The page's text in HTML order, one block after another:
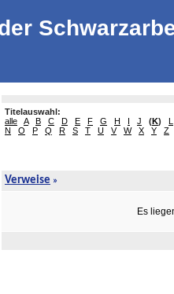
Titelauswahl:
alle
A B C D E F G H I J (K)
L
N
O P Q R S T U V W X Y Z
Verweise »
Es